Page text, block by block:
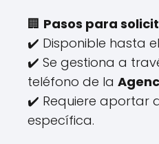
🏢 Pasos para
✔️ Disponible hasta el
✔️ Se gestiona a
teléfono de la
✔️ Requiere aportar
específica.